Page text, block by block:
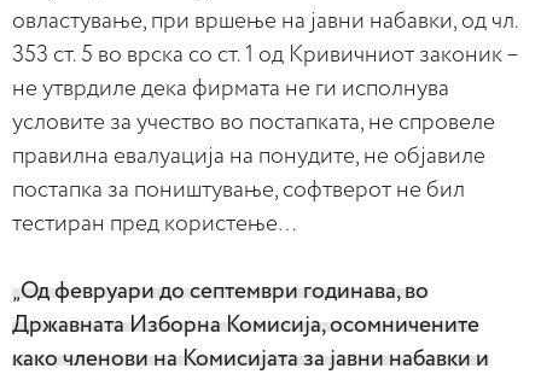
овластување, при вршење на јавни набавки, од чл.
353 ст. 5 во врска со ст. 1 од Кривичниот законик –
не утврдиле дека фирмата не ги исполнува
условите за учество во постапката, не спровеле
правилна евалуација на понудите, не објавиле
постапка за поништување, софтверот не бил
тестиран пред користење…
„Од февруари до септември годинава, во
Државната Изборна Комисија, осомничените
како членови на Комисијата за јавни набавки и